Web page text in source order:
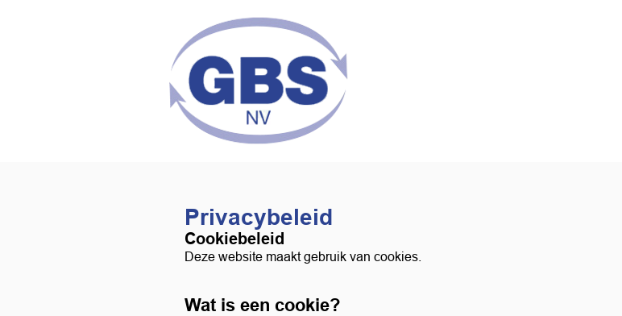
Privacybeleid
Cookiebeleid
Deze website maakt gebruik van cookies.
Wat is een cookie?